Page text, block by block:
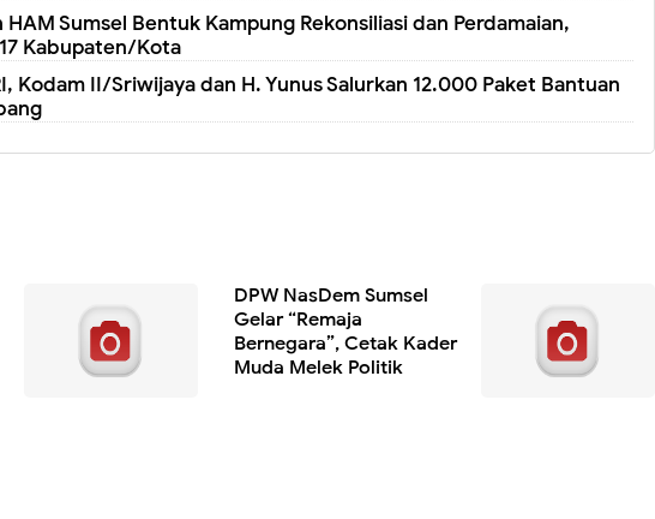
Sumsel Bentuk Kampung Rekonsiliasi dan Perdamaian,
Kabupaten/Kota
Kodam II/Sriwijaya dan H. Yunus Salurkan 12.000 Paket Bantuan
DPW NasDem Sumsel
Gelar “Remaja
Bernegara”, Cetak Kader
Muda Melek Politik